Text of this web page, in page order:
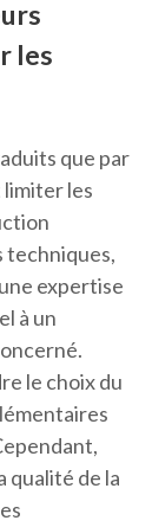
les
que par
les
techniques,
expertise
à un
le choix du
qualité de la